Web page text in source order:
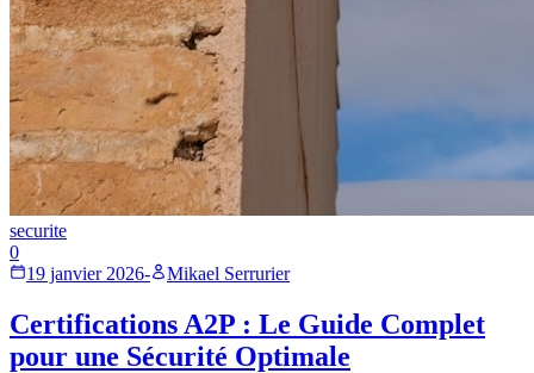
securite
0
19 janvier 2026- Mikael Serrurier
Certifications A2P : Le Guide Complet
pour une Sécurité Optimale